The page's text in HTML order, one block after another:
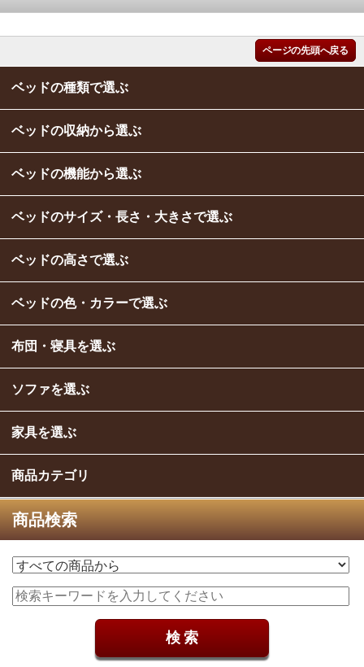
ページの先頭へ戻る
ベッドの種類で選ぶ
ベッドの収納から選ぶ
ベッドの機能から選ぶ
ベッドのサイズ・長さ・大きさで選ぶ
ベッドの高さで選ぶ
ベッドの色・カラーで選ぶ
布団・寝具を選ぶ
ソファを選ぶ
家具を選ぶ
商品カテゴリ
商品検索